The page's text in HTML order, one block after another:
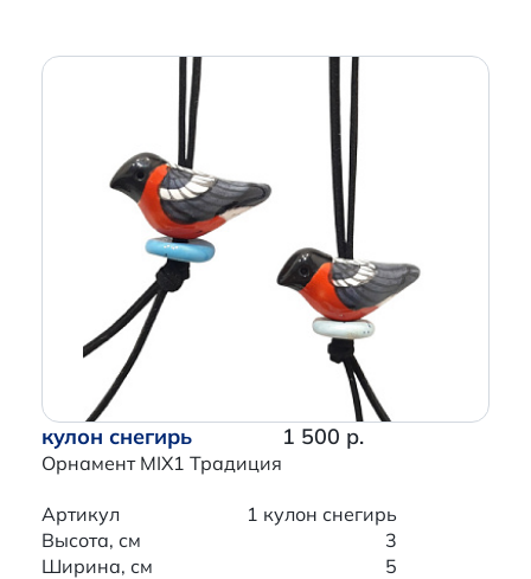
кулон снегирь
Орнамент MIX1 Традиция
1 500 р.
Артикул
1 кулон снегирь
Высота, см
3
Ширина, см
5